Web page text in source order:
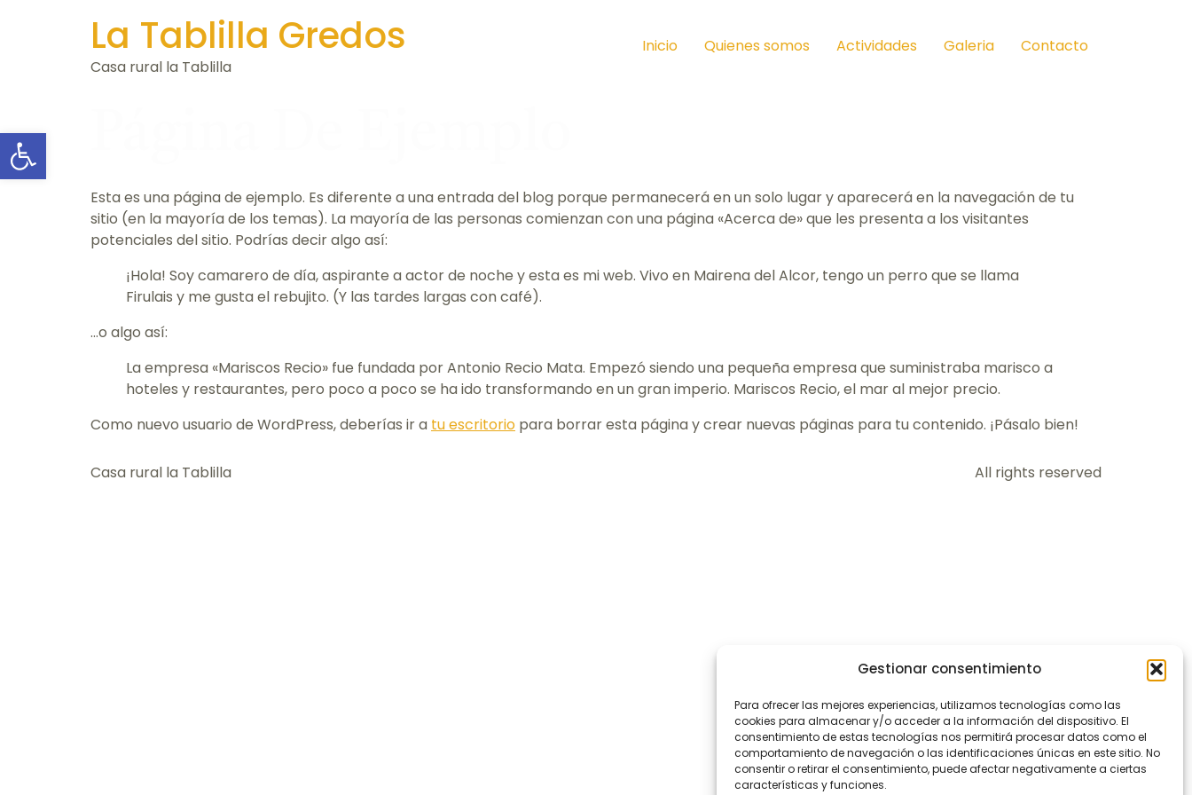
Abrir barra de herramientas
Gestionar consentimiento
Para ofrecer las mejores experiencias, utilizamos tecnologías como las
cookies para almacenar y/o acceder a la información del dispositivo. El
consentimiento de estas tecnologías nos permitirá procesar datos como el
comportamiento de navegación o las identificaciones únicas en este sitio. No
consentir o retirar el consentimiento, puede afectar negativamente a ciertas
características y funciones.
La Tablilla Gredos
Casa rural la Tablilla
Inicio Quienes somos Actividades Galeria Contacto
Esta es una página de ejemplo. Es diferente a una entrada del blog porque permanecerá en un solo lugar y aparecerá en la navegación de tu
sitio (en la mayoría de los temas). La mayoría de las personas comienzan con una página «Acerca de» que les presenta a los visitantes
potenciales del sitio. Podrías decir algo así:
¡Hola! Soy camarero de día, aspirante a actor de noche y esta es mi web. Vivo en Mairena del Alcor, tengo un perro que se llama
Firulais y me gusta el rebujito. (Y las tardes largas con café).
…o algo así:
La empresa «Mariscos Recio» fue fundada por Antonio Recio Mata. Empezó siendo una pequeña empresa que suministraba marisco a
hoteles y restaurantes, pero poco a poco se ha ido transformando en un gran imperio. Mariscos Recio, el mar al mejor precio.
Como nuevo usuario de WordPress, deberías ir a tu escritorio para borrar esta página y crear nuevas páginas para tu contenido. ¡Pásalo bien!
Casa rural la Tablilla All rights reserved